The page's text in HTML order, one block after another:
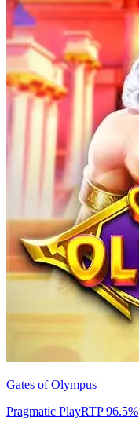
Gates of Olympus
Pragmatic PlayRTP96.5%